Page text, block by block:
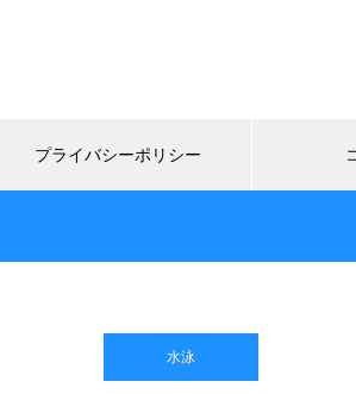
プライバシーポリシー
水泳